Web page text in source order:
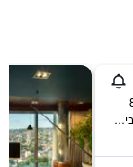
Right Bank Of Mtkvari, טביליסי, גאורגיה